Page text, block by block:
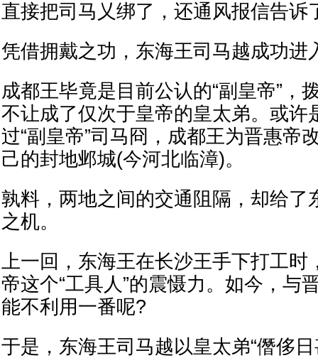
直接把司马乂绑了，还通风报信告诉
凭借拥戴之功，东海王司马越成功进
成都王毕竟是目前公认的“副皇帝”，
不让成了仅次于皇帝的皇太弟。或许
过“副皇帝”司马冏，成都王为晋惠帝
己的封地邺城(今河北临漳)。
孰料，两地之间的交通阻隔，却给了
之机。
上一回，东海王在长沙王手下打工时
帝这个“工具人”的震慑力。如今，与
能不利用一番呢?
于是，东海王司马越以皇太弟“僭侈